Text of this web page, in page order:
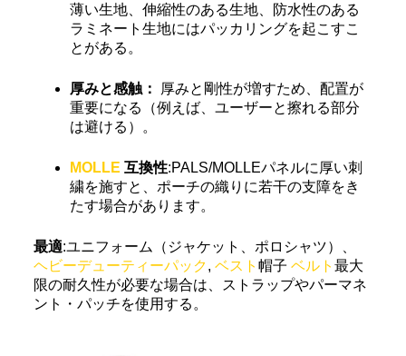
薄い生地、伸縮性のある生地、防水性のある
ラミネート生地にはパッカリングを起こすこ
とがある。
厚みと感触：
厚みと剛性が増すため、配置が
重要になる（例えば、ユーザーと擦れる部分
は避ける）。
MOLLE 互換性:PALS/MOLLEパネルに厚い刺
繍を施すと、ポーチの織りに若干の支障をき
たす場合があります。
最適:ユニフォーム（ジャケット、ポロシャツ）、
ヘビーデューティーパック, ベスト 帽子 ベルト 最大
限の耐久性が必要な場合は、ストラップやパーマネ
ント・パッチを使用する。